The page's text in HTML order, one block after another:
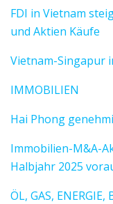
FDI in Vietnam
und Aktien Käufe
Vietnam-Singapur
IMMOBILIEN
Hai Phong
Immobilien-M&A-
Halbjahr 2025
ÖL, GAS, ENERGIE,